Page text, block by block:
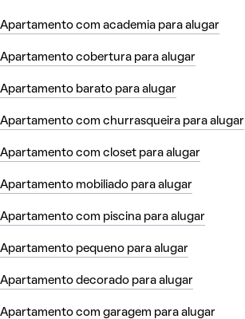
Apartamento com academia para alugar
Apartamento cobertura para alugar
Apartamento barato para alugar
Apartamento com churrasqueira para alugar
Apartamento com closet para alugar
Apartamento mobiliado para alugar
Apartamento com piscina para alugar
Apartamento pequeno para alugar
Apartamento decorado para alugar
Apartamento com garagem para alugar